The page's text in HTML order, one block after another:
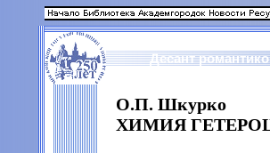
Десант
О.П. Шкурко
ХИМИЯ